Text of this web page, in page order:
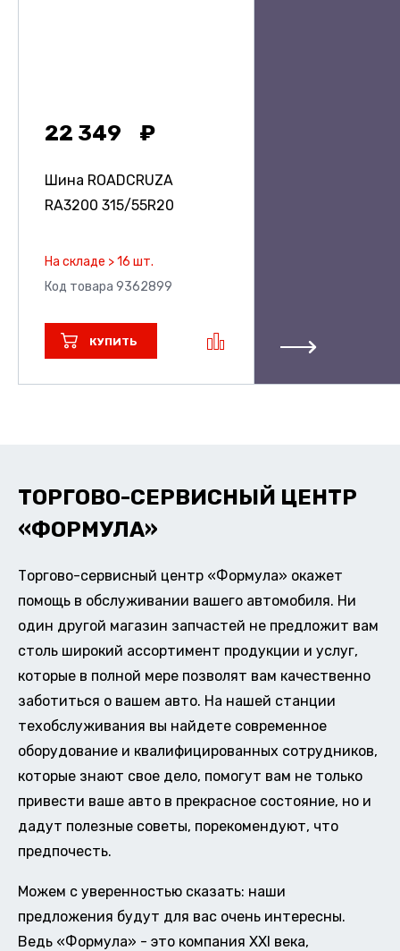
22 349
Шина ROADCRUZA
RA3200 315/55R20
На складе > 16 шт.
Код товара 9362899
КУПИТЬ
ТОРГОВО-СЕРВИСНЫЙ ЦЕНТР
«ФОРМУЛА»
Торгово-сервисный центр «Формула» окажет
помощь в обслуживании вашего автомобиля. Ни
один другой магазин запчастей не предложит вам
столь широкий ассортимент продукции и услуг,
которые в полной мере позволят вам качественно
заботиться о вашем авто. На нашей станции
техобслуживания вы найдете современное
оборудование и квалифицированных сотрудников,
которые знают свое дело, помогут вам не только
привести ваше авто в прекрасное состояние, но и
дадут полезные советы, порекомендуют, что
предпочесть.
Можем с уверенностью сказать: наши
предложения будут для вас очень интересны.
Ведь «Формула» - это компания XXI века,